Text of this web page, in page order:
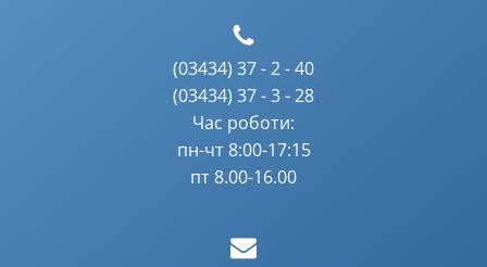
(03434) 37 - 2 - 40
(03434) 37 - 3 - 28
Час роботи:
пн-чт 8:00-17:15
пт 8.00-16.00